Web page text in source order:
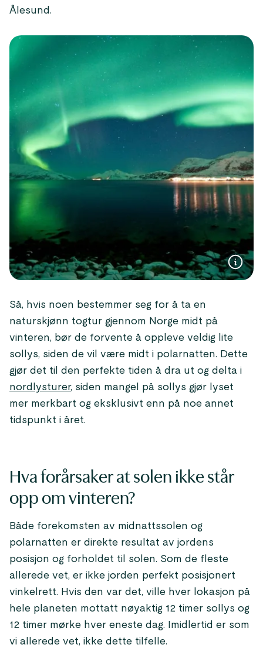
Ålesund.
Så, hvis noen bestemmer seg for å ta en
naturskjønn togtur gjennom Norge midt på
vinteren, bør de forvente å oppleve veldig lite
sollys, siden de vil være midt i polarnatten. Dette
gjør det til den perfekte tiden å dra ut og delta i
nordlysturer, siden mangel på sollys gjør lyset
mer merkbart og eksklusivt enn på noe annet
tidspunkt i året.
Hva forårsaker at solen ikke står
opp om vinteren?
Både forekomsten av midnattssolen og
polarnatten er direkte resultat av jordens
posisjon og forholdet til solen. Som de fleste
allerede vet, er ikke jorden perfekt posisjonert
vinkelrett. Hvis den var det, ville hver lokasjon på
hele planeten mottatt nøyaktig 12 timer sollys og
12 timer mørke hver eneste dag. Imidlertid er som
vi allerede vet, ikke dette tilfelle.